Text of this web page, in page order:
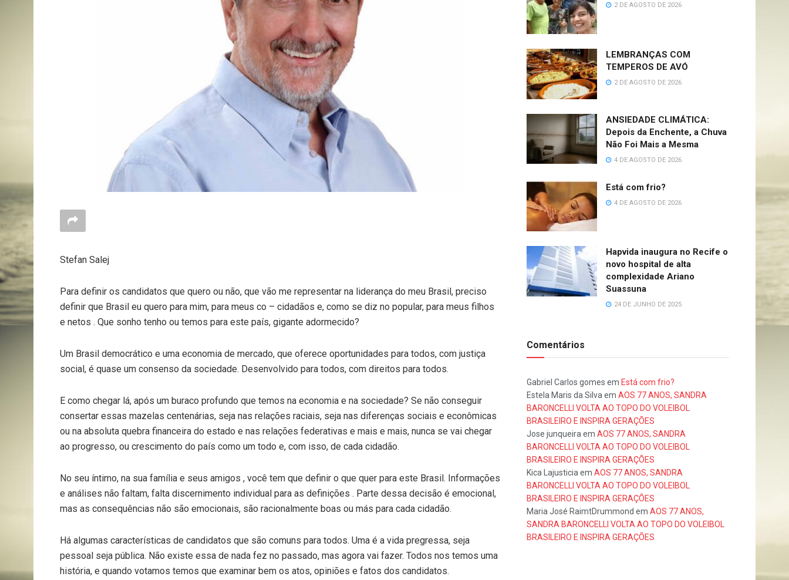
Stefan Salej
Para definir os candidatos que quero ou não, que vão me representar na liderança do meu Brasil, preciso
definir que Brasil eu quero para mim, para meus co – cidadãos e, como se diz no popular, para meus filhos
e netos . Que sonho tenho ou temos para este país, gigante adormecido?
Um Brasil democrático e uma economia de mercado, que oferece oportunidades para todos, com justiça
social, é quase um consenso da sociedade. Desenvolvido para todos, com direitos para todos.
E como chegar lá, após um buraco profundo que temos na economia e na sociedade? Se não conseguir
consertar essas mazelas centenárias, seja nas relações raciais, seja nas diferenças sociais e econômicas
ou na absoluta quebra financeira do estado e nas relações federativas e mais e mais, nunca se vai chegar
ao progresso, ou crescimento do país como um todo e, com isso, de cada cidadão.
No seu íntimo, na sua família e seus amigos , você tem que definir o que quer para este Brasil. Informações
e análises não faltam, falta discernimento individual para as definições . Parte dessa decisão é emocional,
mas as consequências não são emocionais, são racionalmente boas ou más para cada cidadão.
Há algumas características de candidatos que são comuns para todos. Uma é a vida pregressa, seja
pessoal seja pública. Não existe essa de nada fez no passado, mas agora vai fazer. Todos nos temos uma
história, e quando votamos temos que examinar bem os atos, opiniões e fatos dos candidatos.
2 DE AGOSTO DE 2026
LEMBRANÇAS COM
TEMPEROS DE AVÓ
2 DE AGOSTO DE 2026
ANSIEDADE CLIMÁTICA:
Depois da Enchente, a Chuva
Não Foi Mais a Mesma
4 DE AGOSTO DE 2026
Está com frio?
4 DE AGOSTO DE 2026
Hapvida inaugura no Recife o
novo hospital de alta
complexidade Ariano
Suassuna
24 DE JUNHO DE 2025
Comentários
Gabriel Carlos gomes em Está com frio?
Estela Maris da Silvaem AOS 77 ANOS, SANDRA
BARONCELLI VOLTA AO TOPO DO VOLEIBOL
BRASILEIRO E INSPIRA GERAÇÕES
Jose junqueiraem AOS 77 ANOS, SANDRA
BARONCELLI VOLTA AO TOPO DO VOLEIBOL
BRASILEIRO E INSPIRA GERAÇÕES
Kica Lajusticiaem AOS 77 ANOS, SANDRA
BARONCELLI VOLTA AO TOPO DO VOLEIBOL
BRASILEIRO E INSPIRA GERAÇÕES
Maria José RaimtDrummond em AOS 77 ANOS,
SANDRA BARONCELLI VOLTA AO TOPO DO VOLEIBOL
BRASILEIRO E INSPIRA GERAÇÕES